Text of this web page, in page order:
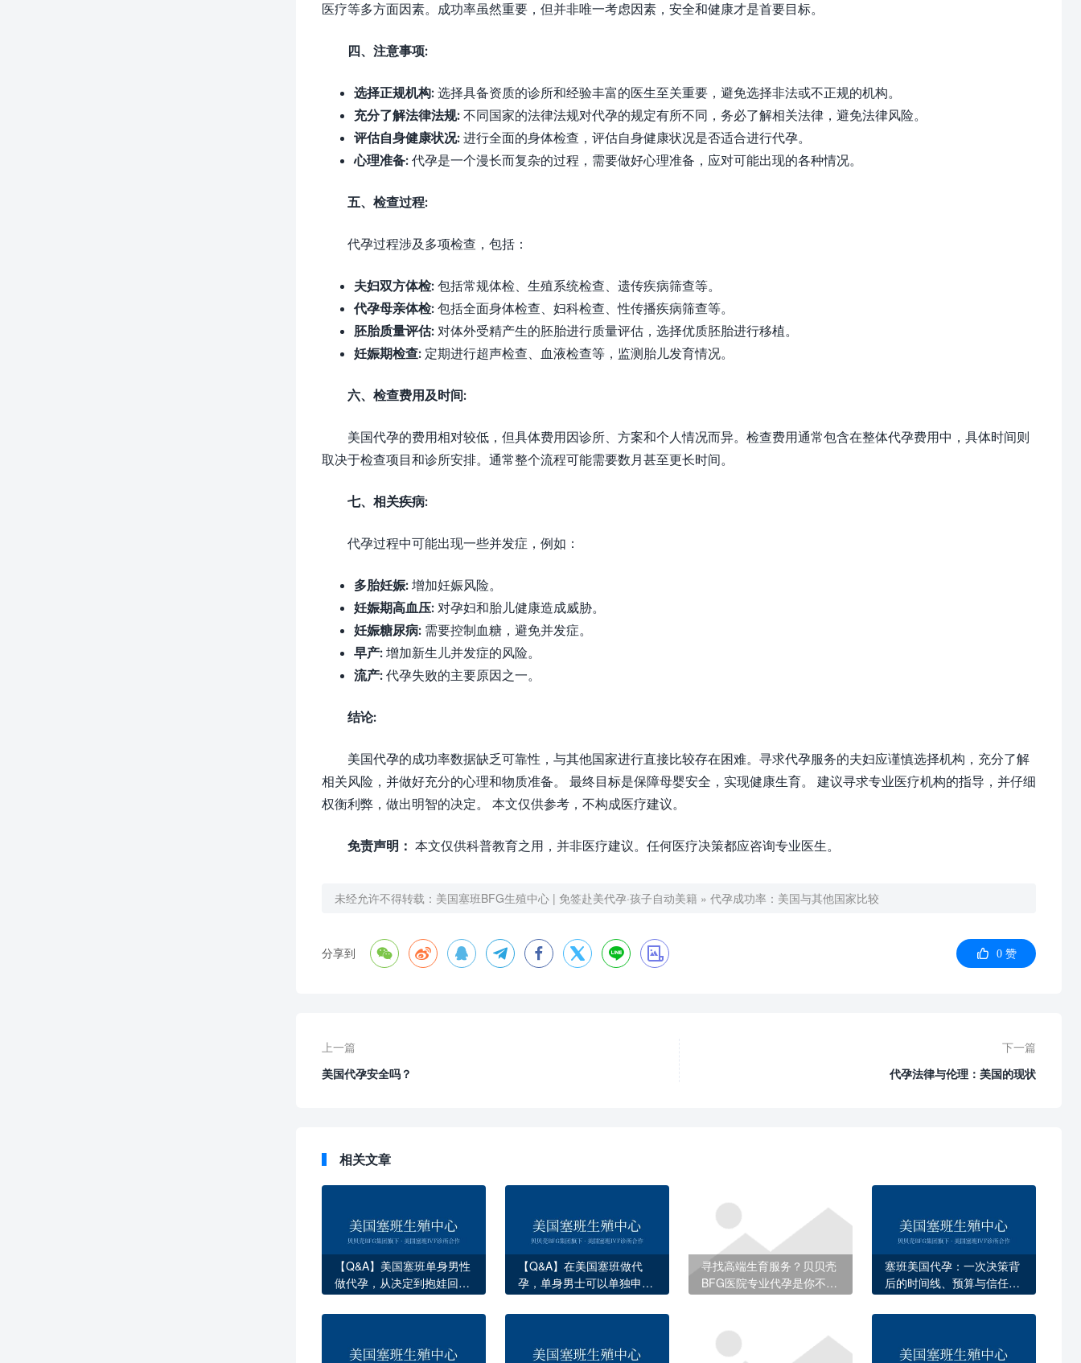
医疗等多方面因素。成功率虽然重要，但并非唯一考虑因素，安全和健康才是首要目标。
四、注意事项:
选择正规机构: 选择具备资质的诊所和经验丰富的医生至关重要，避免选择非法或不正规的机构。
充分了解法律法规: 不同国家的法律法规对代孕的规定有所不同，务必了解相关法律，避免法律风险。
评估自身健康状况: 进行全面的身体检查，评估自身健康状况是否适合进行代孕。
心理准备: 代孕是一个漫长而复杂的过程，需要做好心理准备，应对可能出现的各种情况。
五、检查过程:
代孕过程涉及多项检查，包括：
夫妇双方体检: 包括常规体检、生殖系统检查、遗传疾病筛查等。
代孕母亲体检: 包括全面身体检查、妇科检查、性传播疾病筛查等。
胚胎质量评估: 对体外受精产生的胚胎进行质量评估，选择优质胚胎进行移植。
妊娠期检查: 定期进行超声检查、血液检查等，监测胎儿发育情况。
六、检查费用及时间:
美国代孕的费用相对较低，但具体费用因诊所、方案和个人情况而异。检查费用通常包含在整体代孕费用中，具体时间则
取决于检查项目和诊所安排。通常整个流程可能需要数月甚至更长时间。
七、相关疾病:
代孕过程中可能出现一些并发症，例如：
多胎妊娠: 增加妊娠风险。
妊娠期高血压: 对孕妇和胎儿健康造成威胁。
妊娠糖尿病: 需要控制血糖，避免并发症。
早产: 增加新生儿并发症的风险。
流产: 代孕失败的主要原因之一。
结论:
美国代孕的成功率数据缺乏可靠性，与其他国家进行直接比较存在困难。寻求代孕服务的夫妇应谨慎选择机构，充分了解
相关风险，并做好充分的心理和物质准备。 最终目标是保障母婴安全，实现健康生育。 建议寻求专业医疗机构的指导，并仔细
权衡利弊，做出明智的决定。 本文仅供参考，不构成医疗建议。
免责声明： 本文仅供科普教育之用，并非医疗建议。任何医疗决策都应咨询专业医生。
未经允许不得转载： 美国塞班BFG生殖中心 | 免签赴美代孕·孩子自动美籍 » 代孕成功率：美国与其他国家比较
分享到          0 赞
上一篇
美国代孕安全吗？
下一篇
代孕法律与伦理：美国的现状
相关文章
【Q&A】美国塞班单身男性
做代孕，从决定到抱娃回国
【Q&A】在美国塞班做代
孕，单身男士可以单独申请
寻找高端生育服务？贝贝壳
BFG医院专业代孕是你不二
塞班美国代孕：一次决策背
后的时间线、预算与信任重